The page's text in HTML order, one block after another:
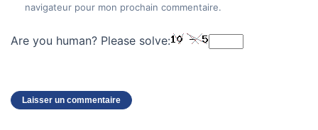
navigateur pour mon prochain commentaire.
Are you human? Please solve: